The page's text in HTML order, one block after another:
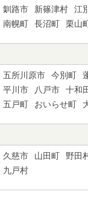
釧路市
新篠津村 江
南幌町
長沼町 栗山
五所川原市 今別町
平川市
八戸市 十和
五戸町
おいらせ町
久慈市 山田町 野田
九戸村